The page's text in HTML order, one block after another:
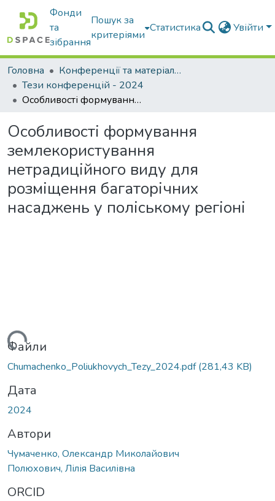
Фонди
та
зібрання
Пошук за
критеріями
Статистика Увійти
Головна
Конференції та матеріали конференцій
Тези конференцій - 2024
Особливості формування землекористування нетрадиційного виду для розміщення багаторічних насаджень у поліському регіоні
Особливості формування
землекористування
нетрадиційного виду для
розміщення багаторічних
насаджень у поліському регіоні
Файли
Chumachenko_Poliukhovych_Tezy_2024.pdf(281,43 KB)
Дата
2024
Автори
Чумаченко, Олександр Миколайович
Полюхович, Лілія Василівна
ORCID